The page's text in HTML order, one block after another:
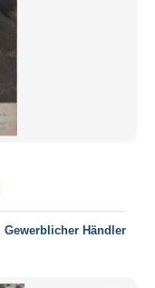
Gewerblicher Händler